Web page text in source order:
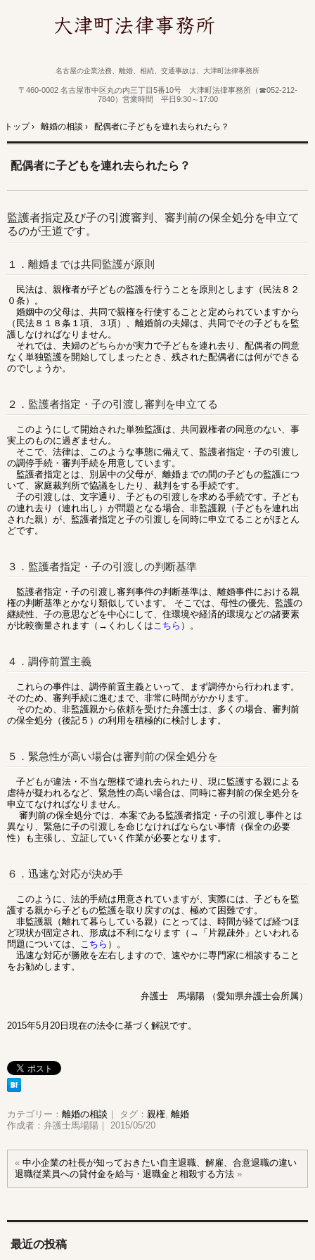
名古屋の企業法務、離婚、相続、交通事故は、大津町法律事務所
〒460-0002 名古屋市中区丸の内三丁目5番10号 大津町法律事務所（☎052-212-
7840）営業時間 平日9:30～17:00
トップ› 離婚の相談 › 配偶者に子どもを連れ去られたら？
配偶者に子どもを連れ去られたら？
監護者指定及び子の引渡審判、審判前の保全処分を申立て
るのが王道です。
１．離婚までは共同監護が原則
民法は、親権者が子どもの監護を行うことを原則とします（民法８２
０条）。
婚姻中の父母は、共同で親権を行使することと定められていますから
（民法８１８条１項、３項）、離婚前の夫婦は、共同でその子どもを監
護しなければなりません。
それでは、夫婦のどちらかが実力で子どもを連れ去り、配偶者の同意
なく単独監護を開始してしまったとき、残された配偶者には何ができる
のでしょうか。
２．監護者指定・子の引渡し審判を申立てる
このようにして開始された単独監護は、共同親権者の同意のない、事
実上のものに過ぎません。
そこで、法律は、このような事態に備えて、監護者指定・子の引渡し
の調停手続・審判手続を用意しています。
監護者指定とは、別居中の父母が、離婚までの間の子どもの監護につ
いて、家庭裁判所で協議をしたり、裁判をする手続です。
子の引渡しは、文字通り、子どもの引渡しを求める手続です。子ども
の連れ去り（連れ出し）が問題となる場合、非監護親（子どもを連れ出
された親）が、監護者指定と子の引渡しを同時に申立てることがほとん
どです。
３．監護者指定・子の引渡しの判断基準
監護者指定・子の引渡し審判事件の判断基準は、離婚事件における親
権の判断基準とかなり類似しています。
そこでは、母性の優先、監護の
継続性、子の意思などを中心にして、住環境や経済的環境などの諸要素
が比較衡量されます（→くわしくはこちら ）。
４．調停前置主義
これらの事件は、調停前置主義といって、まず調停から行われます。
そのため、審判手続に進むまで、非常に時間がかかります。
そのため、非監護親から依頼を受けた弁護士は、多くの場合、審判前
の保全処分（後記５）の利用を積極的に検討します。
５．緊急性が高い場合は審判前の保全処分を
子どもが違法・不当な態様で連れ去られたり、現に監護する親による
虐待が疑われるなど、緊急性の高い場合は、同時に審判前の保全処分を
申立てなければなりません。
審判前の保全処分では、本案である監護者指定・子の引渡し事件とは
異なり、緊急に子の引渡しを命じなければならない事情（保全の必要
性）も主張し、立証していく作業が必要となります。
６．迅速な対応が決め手
このように、法的手続は用意されていますが、実際には、子どもを監
護する親から子どもの監護を取り戻すのは、極めて困難です。
非監護親（離れて暮らしている親）にとっては、時間が経てば経つほ
ど現状が固定され、形成は不利になります（→「片親疎外」といわれる
問題については、 こちら ）。
迅速な対応が勝敗を左右しますので、速やかに専門家に相談すること
をお勧めします。
弁護士 馬場陽 （愛知県弁護士会所属）
2015年5月20日現在の法令に基づく解説です。
カテゴリー： 離婚の相談 ｜ タグ： 親権 離婚
作成者：弁護士馬場陽｜ 2015/05/20
« 中小企業の社長が知っておきたい自主退職、解雇、合意退職の違い
退職従業員への貸付金を給与・退職金と相殺する方法 »
最近の投稿